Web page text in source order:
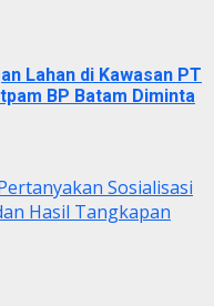
Lahan di Kawasan PT
BP Batam Diminta
Sosialisasi
Hasil Tangkapan